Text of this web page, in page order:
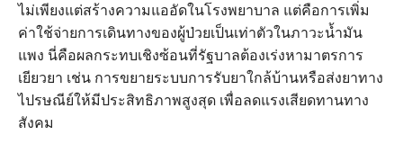
ไม่เพียงแต่สร้างความแออัดในโรงพยาบาล แต่คือการเพิ่ม
ค่าใช้จ่ายการเดินทางของผู้ป่วยเป็นเท่าตัวในภาวะน้ำมัน
แพง นี่คือผลกระทบเชิงซ้อนที่รัฐบาลต้องเร่งหามาตรการ
เยียวยา เช่น การขยายระบบการรับยาใกล้บ้านหรือส่งยาทาง
ไปรษณีย์ให้มีประสิทธิภาพสูงสุด เพื่อลดแรงเสียดทานทาง
สังคม